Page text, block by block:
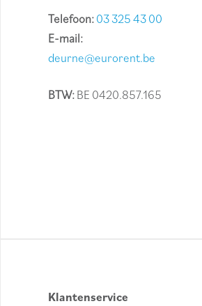
Telefoon:03 325 43 00
E-mail:
deurne@eurorent.be
BTW:BE 0420.857.165
Klantenservice